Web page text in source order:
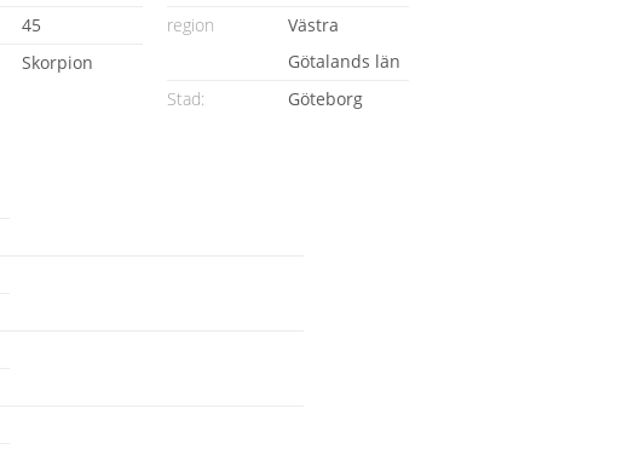
45
Skorpion
region
Västra
Götalands län
Stad:
Göteborg